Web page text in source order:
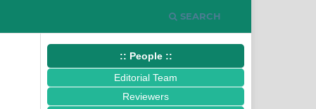
SEARCH
:: People ::
Editorial Team
Reviewers